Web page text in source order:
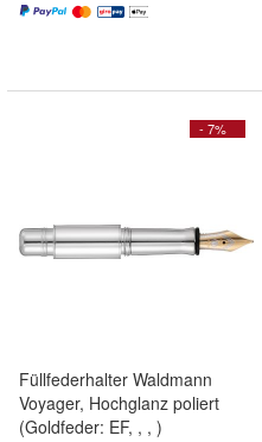
- 7%
Füllfederhalter Waldmann
Voyager, Hochglanz poliert
(Goldfeder: EF, , , )